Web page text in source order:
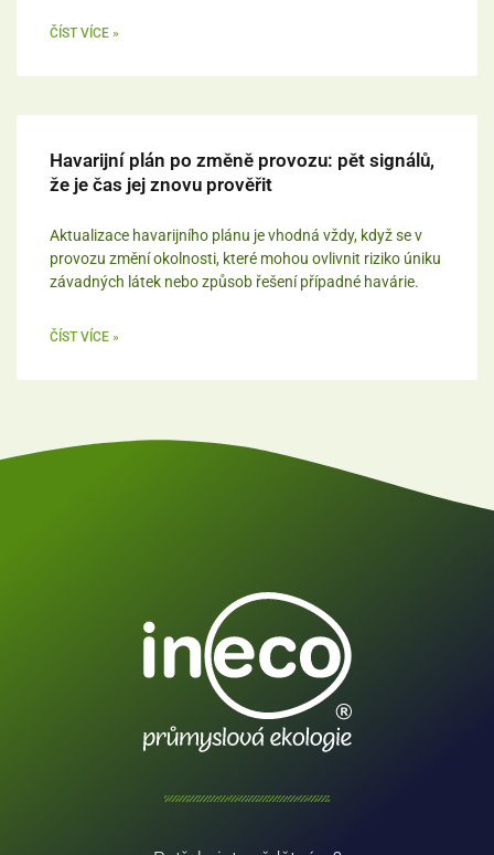
ČÍST VÍCE »
Havarijní plán po změně provozu: pět signálů,
že je čas jej znovu prověřit
Aktualizace havarijního plánu je vhodná vždy, když se v
provozu změní okolnosti, které mohou ovlivnit riziko úniku
závadných látek nebo způsob řešení případné havárie.
ČÍST VÍCE »